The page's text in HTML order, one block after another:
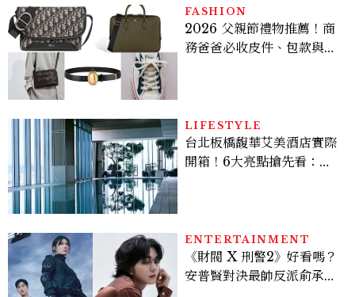
FASHION
2026 父親節禮物推薦！商
務爸爸必收皮件、包款與鞋
LIFESTYLE
台北板橋馥華艾美酒店實際
開箱！6大亮點搶先看：新
ENTERTAINMENT
《財閥 X 刑警2》好看嗎？
安普賢對決最帥反派俞承